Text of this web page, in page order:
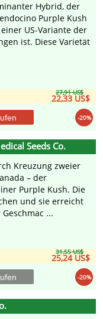
Hybrid, der
Purple Kush
US-Variante der
ist. Diese Varietät
27,91 US$
22,33 US$
-20%
Seeds Co.
Kreuzung zweier
– der
Purple Kush. Die
und sie erreicht
...
31,55 US$
25,24 US$
-20%